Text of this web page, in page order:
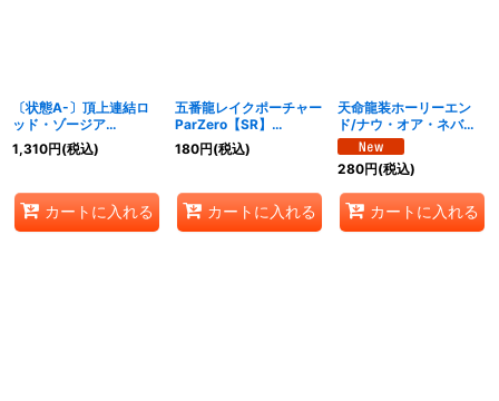
〔状態A-〕頂上連結ロ
ッド・ゾージア
5th【SR】
{25SP15/16}《多》
1,310円(税込)
カートに入れる
五番龍レイクポーチャー
ParZero【SR】
{25SP12/16}《水》
180円(税込)
カートに入れる
天命龍装ホーリーエン
ド/ナウ・オア・ネバー
【SR】{25SP13/16}
《多》
280円(税込)
カートに入れる